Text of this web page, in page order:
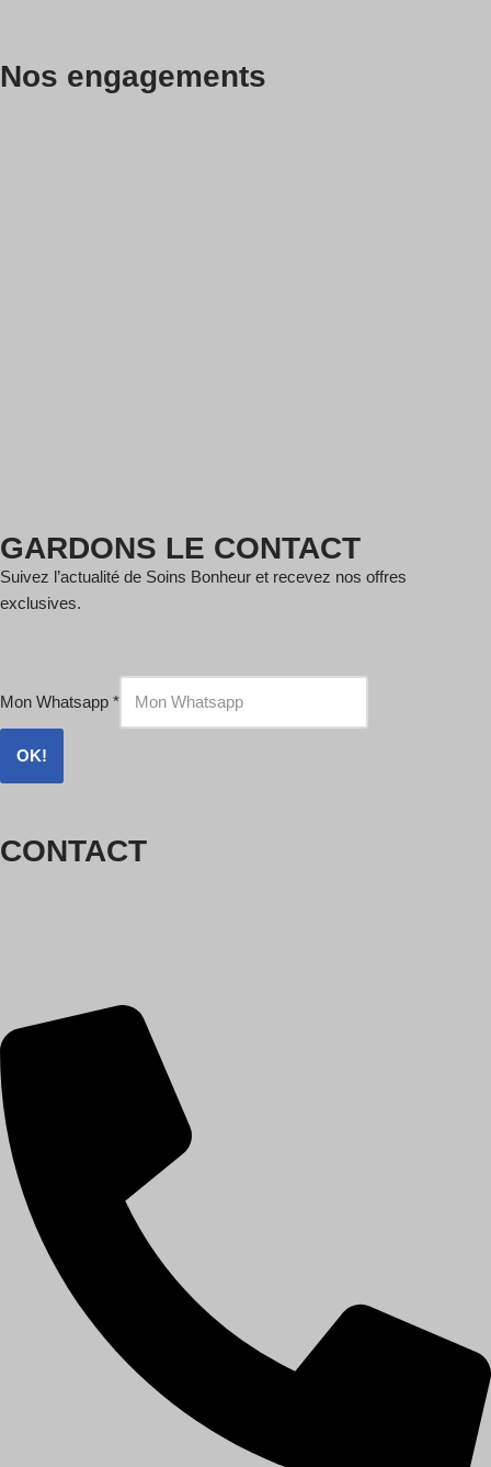
Nos engagements
GARDONS LE CONTACT
Suivez l’actualité de Soins Bonheur et recevez nos offres
exclusives.
Mon Whatsapp *
OK!
CONTACT